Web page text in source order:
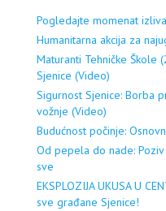
Pogledajte momenat
Humanitarna akcija za
Maturanti Tehničke
Sjenice (Video)
Sigurnost Sjenice: Borba
vožnje (Video)
Budućnost počinje:
Od pepela do nade:
sve
EKSPLOZIJA UKUSA U
sve građane Sjenice!